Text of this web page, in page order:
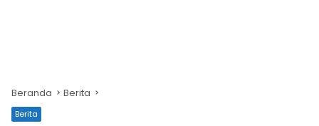
Beranda Berita
Berita